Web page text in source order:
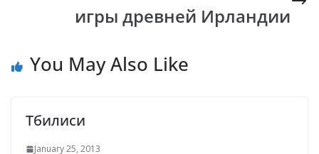
игры древней Ирландии
You May Also Like
Тбилиси
January 25, 2013